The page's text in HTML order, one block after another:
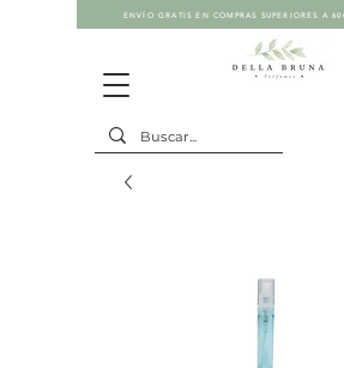
ENVÍO GRATIS EN COMPRAS SUPERIORES A